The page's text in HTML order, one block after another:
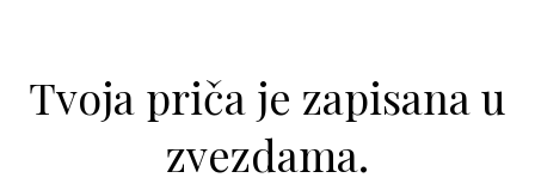
Tvoja priča je zapisana u
zvezdama.